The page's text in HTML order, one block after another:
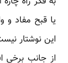
یا قبح مفاد و
این نوشتار
از جانب برخی